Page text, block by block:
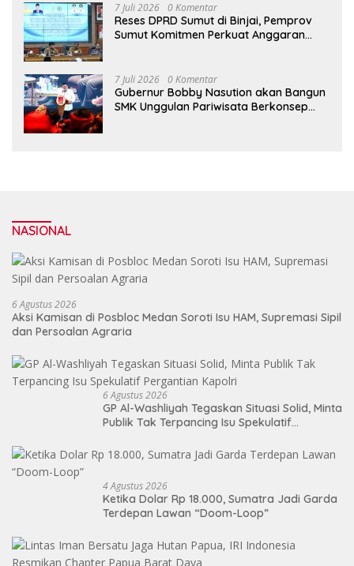
7 Juli 2026 0 Komentar
Reses DPRD Sumut di Binjai, Pemprov
Sumut Komitmen Perkuat Anggaran
7 Juli 2026 0 Komentar
Gubernur Bobby Nasution akan Bangun
SMK Unggulan Pariwisata Berkonsep
NASIONAL
6 Agustus 2026
Aksi Kamisan di Posbloc Medan Soroti Isu HAM, Supremasi Sipil
dan Persoalan Agraria
6 Agustus 2026
GP Al-Washliyah Tegaskan Situasi Solid, Minta
Publik Tak Terpancing Isu Spekulatif
4 Agustus 2026
Ketika Dolar Rp 18.000, Sumatra Jadi Garda
Terdepan Lawan “Doom-Loop”